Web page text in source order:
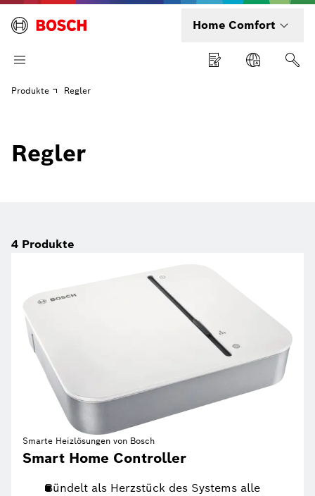
Home Comfort
Produkte Regler
Regler
4 Produkte
Smarte Heizlösungen von Bosch
Smart Home Controller
Bündelt als Herzstück des Systems alle